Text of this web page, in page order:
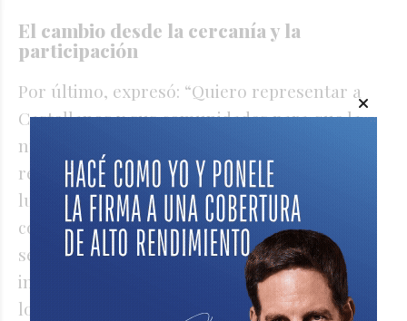
El cambio desde la cercanía y la
participación
Por último, expresó: “Quiero representar a
Castellanos y sus comunidades para que la
nueva Constitución responda a lo que
realmente necesita nuestra gente. Creo en
luchar con fuerza por lo que es justo, con
compromiso social. Para mí, una comunidad
se construye en conjunto, no desde lo
individual. Esa es la forma en la que pienso y
lo que quiero llevar a la Convención: el